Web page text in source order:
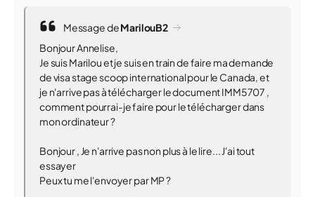
Message deMarilouB2
Bonjour Annelise,
Je suis Marilou et je suis en train de faire ma demande
de visa stage scoop international pour le Canada, et
je n'arrive pas à télécharger le document IMM5707 ,
comment pourrai-je faire pour le télécharger dans
mon ordinateur ?
Bonjour , Je n'arrive pas non plus à le lire... J'ai tout
essayer
Peux tu me l'envoyer par MP ?